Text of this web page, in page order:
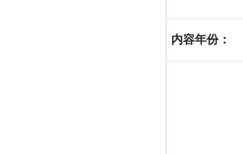
内容年份：